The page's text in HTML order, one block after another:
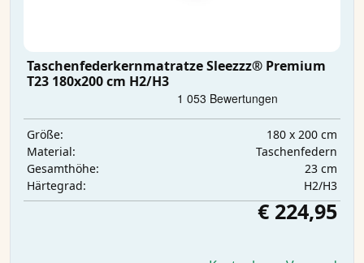
Taschenfederkernmatratze Sleezzz® Premium
T23 180x200 cm H2/H3
Größe:
180 x 200 cm
Material:
Taschenfedern
Gesamthöhe:
23 cm
Härtegrad:
H2/H3
€ 224,95